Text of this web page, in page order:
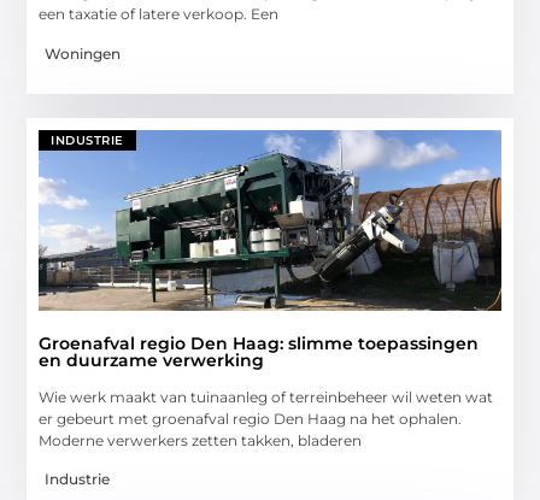
een taxatie of latere verkoop. Een
Woningen
INDUSTRIE
Groenafval regio Den Haag: slimme toepassingen
en duurzame verwerking
Wie werk maakt van tuinaanleg of terreinbeheer wil weten wat
er gebeurt met groenafval regio Den Haag na het ophalen.
Moderne verwerkers zetten takken, bladeren
Industrie